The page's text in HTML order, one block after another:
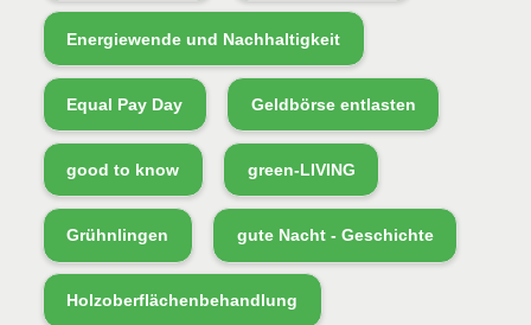
Energiewende und Nachhaltigkeit
Equal Pay Day Geldbörse entlasten
good to know green-LIVING
Grühnlingen gute Nacht - Geschichte
Holzoberflächenbehandlung